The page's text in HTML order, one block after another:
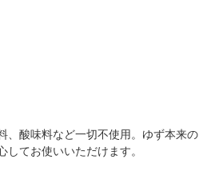
、酸味料など一切不使用。ゆず本来の
してお使いいただけます。
300円OFFクーポンを
意しました🎁
円OFF